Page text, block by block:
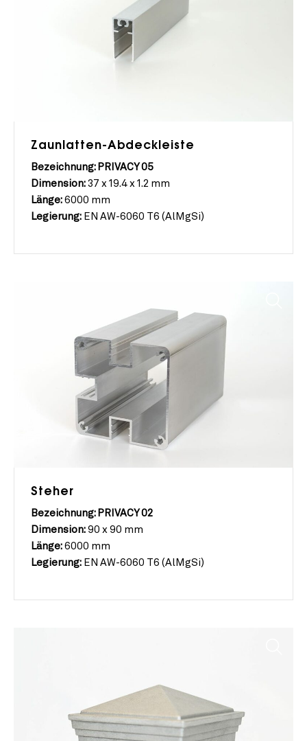
Zaunlatten-Abdeckleiste
Bezeichnung: PRIVACY 05
Dimension: 37 x 19.4 x 1.2 mm
Länge: 6000 mm
Legierung: EN AW-6060 T6 (AlMgSi)
Steher
Bezeichnung: PRIVACY 02
Dimension: 90 x 90 mm
Länge: 6000 mm
Legierung: EN AW-6060 T6 (AlMgSi)